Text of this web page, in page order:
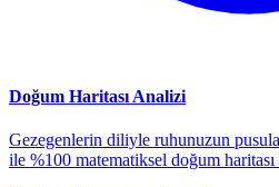
Doğum Haritası Analizi
Gezegenlerin diliyle ruhunuzun
ile %100 matematiksel doğum